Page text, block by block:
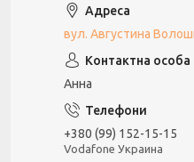
вул. Августина
Анна
+380 (99) 152-15-15
Vodafone Украина